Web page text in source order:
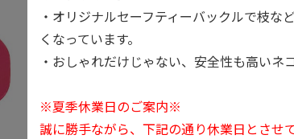
・オリジナルセーフティーバックルで枝な
くなっています。
・おしゃれだけじゃない、安全性も高いネ
※夏季休業日のご案内※
誠に勝手ながら、下記の通り休業日とさせ